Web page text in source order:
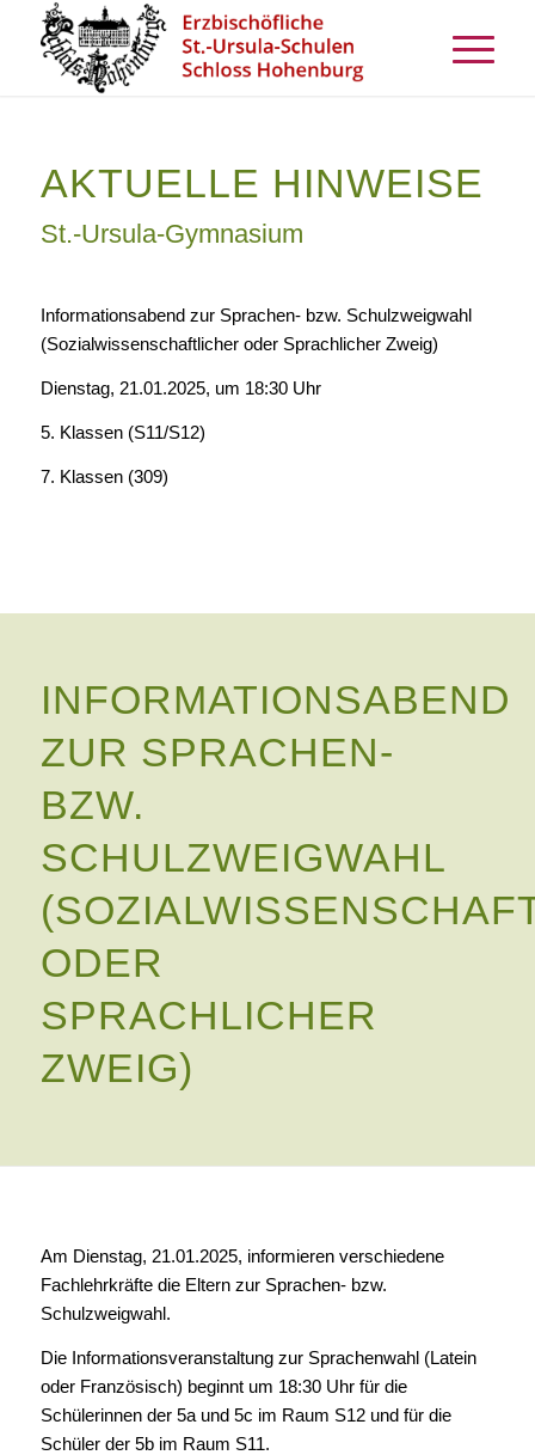
AKTUELLE HINWEISE
St.-Ursula-Gymnasium
Informationsabend zur Sprachen- bzw. Schulzweigwahl
(Sozialwissenschaftlicher oder Sprachlicher Zweig)
Dienstag, 21.01.2025, um 18:30 Uhr
5. Klassen (S11/S12)
7. Klassen (309)
INFORMATIONSABEND
ZUR SPRACHEN-
BZW.
SCHULZWEIGWAHL
ODER
SPRACHLICHER
ZWEIG)
Am Dienstag, 21.01.2025, informieren verschiedene
Fachlehrkräfte die Eltern zur Sprachen- bzw.
Schulzweigwahl.
Die Informationsveranstaltung zur Sprachenwahl (Latein
oder Französisch) beginnt um 18:30 Uhr für die
Schülerinnen der 5a und 5c im Raum S12 und für die
Schüler der 5b im Raum S11.